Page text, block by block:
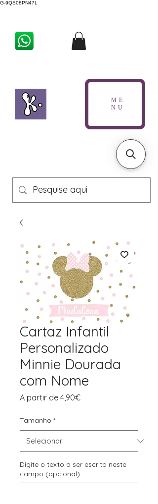
G-9QS08PN47L
ME
NU
Cartaz Infantil
Personalizado
Minnie Dourada
com Nome
A partir de 4,90€Preço
Tamanho *
Digite o texto a ser escrito neste
campo (opcional)